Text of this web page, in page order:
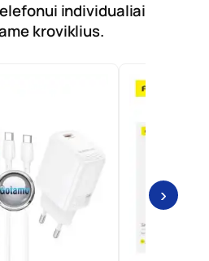
individualiai
kroviklius.
›